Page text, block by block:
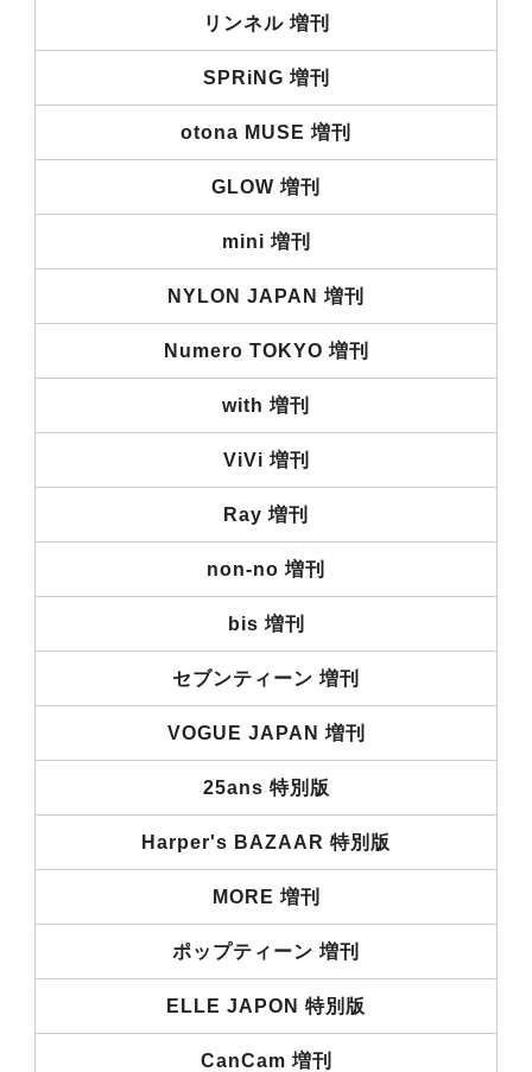
リンネル 増刊
SPRiNG 増刊
otona MUSE 増刊
GLOW 増刊
mini 増刊
NYLON JAPAN 増刊
Numero TOKYO 増刊
with 増刊
ViVi 増刊
Ray 増刊
non-no 増刊
bis 増刊
セブンティーン 増刊
VOGUE JAPAN 増刊
25ans 特別版
Harper's BAZAAR 特別版
MORE 増刊
ポップティーン 増刊
ELLE JAPON 特別版
CanCam 増刊